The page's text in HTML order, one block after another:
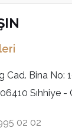
Cad. Bina No:
Sıhhiye
02 02